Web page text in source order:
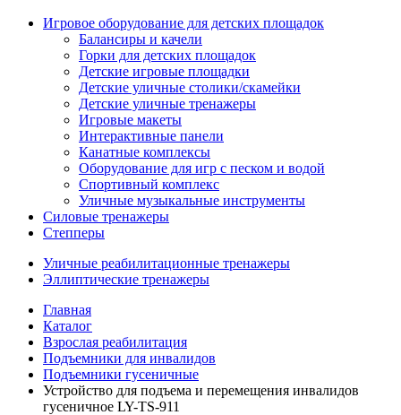
Игровое оборудование для детских площадок
Балансиры и качели
Горки для детских площадок
Детские игровые площадки
Детские уличные столики/скамейки
Детские уличные тренажеры
Игровые макеты
Интерактивные панели
Канатные комплексы
Оборудование для игр с песком и водой
Спортивный комплекс
Уличные музыкальные инструменты
Силовые тренажеры
Степперы
Уличные реабилитационные тренажеры
Эллиптические тренажеры
Главная
Каталог
Взрослая реабилитация
Подъемники для инвалидов
Подъемники гусеничные
Устройство для подъема и перемещения инвалидов
гусеничное LY-TS-911